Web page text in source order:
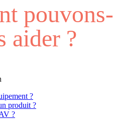
pouvons-
aider ?
?
produit ?
?